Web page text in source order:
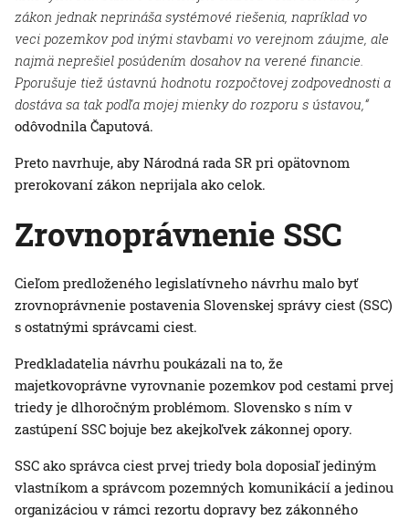
zákon jednak neprináša systémové riešenia, napríklad vo
veci pozemkov pod inými stavbami vo verejnom záujme, ale
najmä neprešiel posúdením dosahov na verené financie.
Pporušuje tiež ústavnú hodnotu rozpočtovej zodpovednosti a
dostáva sa tak podľa mojej mienky do rozporu s ústavou,“
odôvodnila Čaputová.
Preto navrhuje, aby Národná rada SR pri opätovnom
prerokovaní zákon neprijala ako celok.
Zrovnoprávnenie SSC
Cieľom predloženého legislatívneho návrhu malo byť
zrovnoprávnenie postavenia Slovenskej správy ciest (SSC)
s ostatnými správcami ciest.
Predkladatelia návrhu poukázali na to, že
majetkovoprávne vyrovnanie pozemkov pod cestami prvej
triedy je dlhoročným problémom. Slovensko s ním v
zastúpení SSC bojuje bez akejkoľvek zákonnej opory.
SSC ako správca ciest prvej triedy bola doposiaľ jediným
vlastníkom a správcom pozemných komunikácií a jedinou
organizáciou v rámci rezortu dopravy bez zákonného